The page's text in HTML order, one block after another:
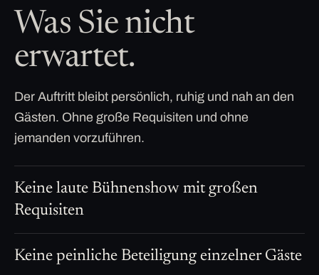
Was Sie nicht
erwartet.
Der Auftritt bleibt persönlich, ruhig und nah an den
Gästen. Ohne große Requisiten und ohne
jemanden vorzuführen.
Keine laute Bühnenshow mit großen
Requisiten
Keine peinliche Beteiligung einzelner Gäste